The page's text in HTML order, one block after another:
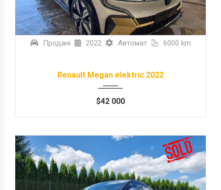
Продані 2022 Автомат 6000 km
Renault Megan elektric 2022
$42 000